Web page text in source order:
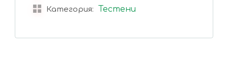
Категория: Тестени